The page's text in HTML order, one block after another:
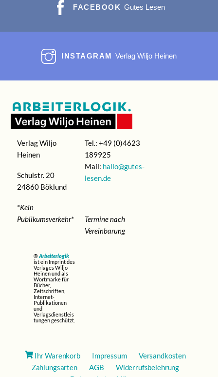
FACEBOOK Gutes Lesen
INSTAGRAM Verlag Wiljo Heinen
Verlag Wiljo
Heinen
Schulstr. 20
24860 Böklund
*Kein
Publikumsverkehr*
Tel.: +49 (0)4623
189925
Mail: hallo@gutes-
lesen.de
Termine nach
Vereinbarung
®Arbeiterlogik
ist ein Imprint des
Verlages Wiljo
Heinen und als
Wortmarke für
Bücher,
Zeitschriften,
Internet-
Publikationen
und
Verlagsdienstleis
tungen geschützt.
Ihr Warenkorb Impressum
Versandkosten
Zahlungsarten
AGB
Widerrufsbelehrung